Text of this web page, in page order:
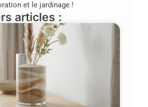
et le jardinage !
articles :